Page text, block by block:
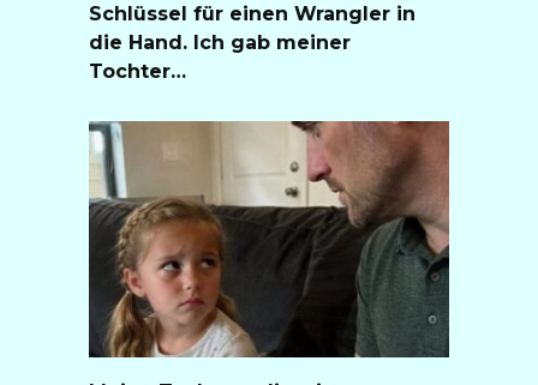
Schlüssel für einen Wrangler in
die Hand. Ich gab meiner
Tochter…